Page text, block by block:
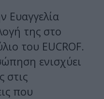
Ευαγγελία
της στο
του EUCROF.
ενισχύει
στις
που